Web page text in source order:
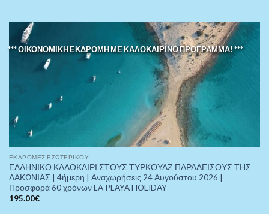
*** ΟΙΚΟΝΟΜΙΚΗ ΕΚΔΡΟΜΗ ΜΕ ΚΑΛΟΚΑΙΡΙΝΟ ΠΡΟΓΡΑΜΜΑ! ***
ΕΚΔΡΟΜΈΣ ΕΣΩΤΕΡΙΚΟΎ
ΕΛΛΗΝΙΚΟ ΚΑΛΟΚΑΙΡΙ ΣΤΟΥΣ ΤΥΡΚΟΥΑΖ ΠΑΡΑΔΕΙΣΟΥΣ ΤΗΣ
ΛΑΚΩΝΙΑΣ | 4ήμερη | Αναχωρήσεις 24 Αυγούστου 2026 |
Προσφορά 60 χρόνων LA PLAYA HOLIDAY
195.00€